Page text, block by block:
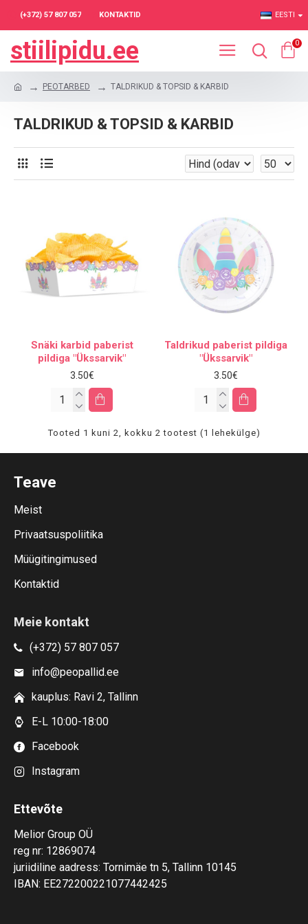
(+372) 57 807 057 KONTAKTID EESTI
stiilipidu.ee 0
PEOTARBED TALDRIKUD & TOPSID & KARBID
TALDRIKUD & TOPSID & KARBID
Snäki karbid paberist
pildiga "Ükssarvik"
3.50€
Taldrikud paberist pildiga
"Ükssarvik"
3.50€
Tooted 1 kuni 2, kokku 2 tootest (1 lehekülge)
Teave
Meist
Privaatsuspoliitika
Müügitingimused
Kontaktid
Meie kontakt
(+372) 57 807 057
info@peopallid.ee
kauplus: Ravi 2, Tallinn
E-L 10:00-18:00
Facebook
Instagram
Ettevõte
Melior Group OÜ
reg nr: 12869074
juriidiline aadress: Tornimäe tn 5, Tallinn 10145
IBAN: EE272200221077442425